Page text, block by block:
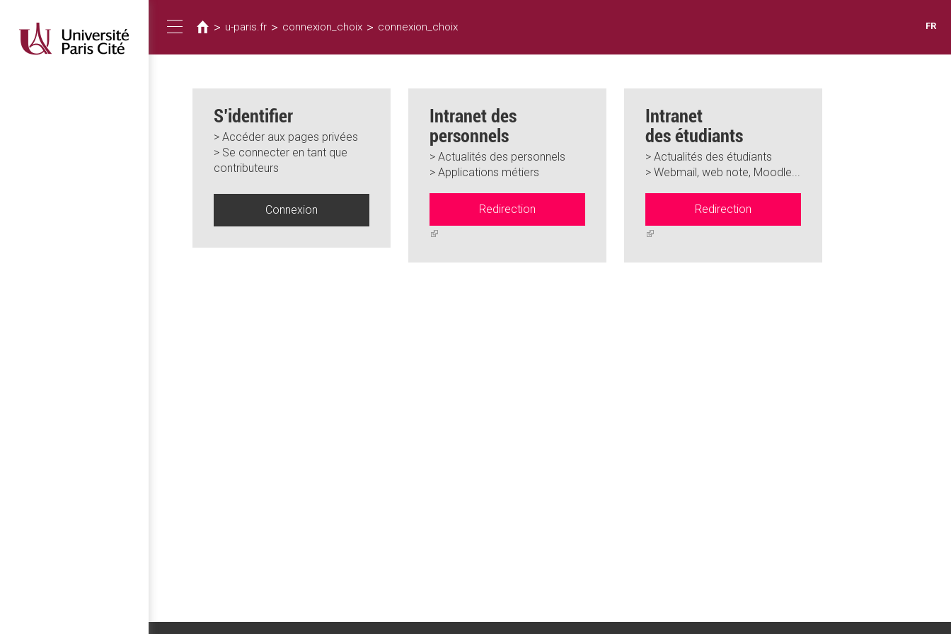
contenu
principal
Toggle
navigation
êtes
ici
> u-paris.fr > connexion_choix > connexion_choix FR
S’identifier
> Accéder aux pages privées
> Se connecter en tant que
contributeurs
Connexion
Intranet des
personnels
> Actualités des personnels
> Applications métiers
Redirection
(link
external)
Intranet
des étudiants
> Actualités des étudiants
> Webmail, web note, Moodle...
Redirection
(link
external)